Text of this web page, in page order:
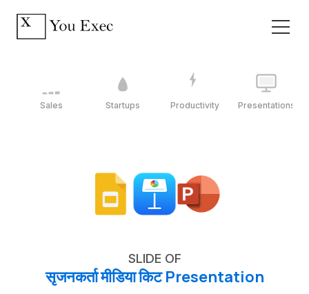
Sales Startups Productivity Presentations
SLIDE OF
सृजनकर्ता मीडिया किट Presentation